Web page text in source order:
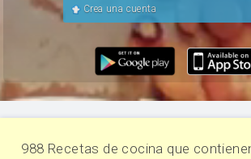
Crea una cuenta
988 Recetas de cocina que